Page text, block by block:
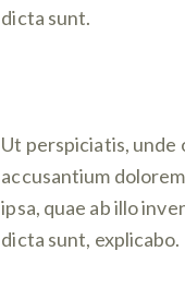
dicta sunt.
Ut perspiciatis,
accusantium
ipsa, quae ab illo
dicta sunt, explicabo.